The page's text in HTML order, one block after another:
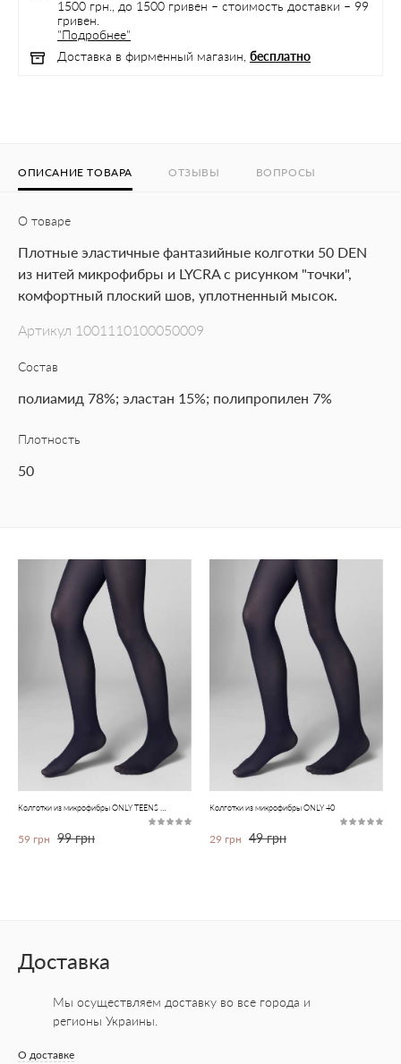
1500 грн., до 1500 гривен – стоимость доставки – 99
гривен.
"Подробнее"
Доставка в фирменный магазин, бесплатно
ОПИСАНИЕ ТОВАРА ОТЗЫВЫ ВОПРОСЫ
О товаре
Плотные эластичные фантазийные колготки 50 DEN
из нитей микрофибры и LYCRA с рисунком "точки",
комфортный плоский шов, уплотненный мысок.
Артикул 1001110100050009
Состав
полиамид 78%; эластан 15%; полипропилен 7%
Плотность
50
59 грн 99 грн
Колготки из микрофибры ONLY 40
29 грн 49 грн
Доставка
Мы осуществляем доставку во все города и
регионы Украины.
О доставке